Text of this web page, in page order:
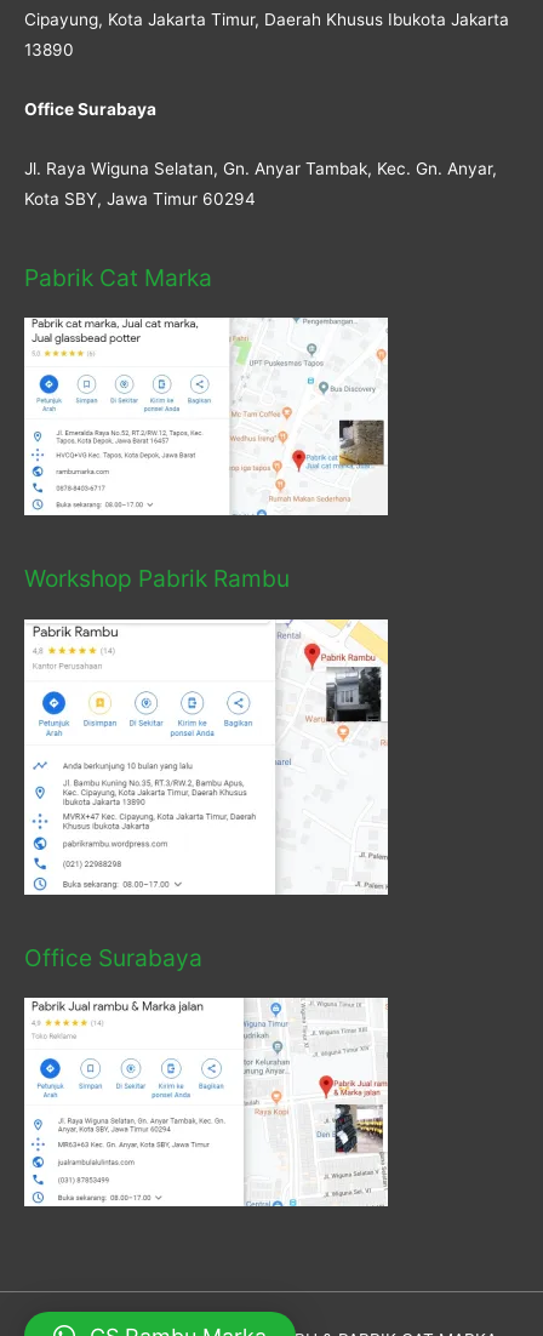
Cipayung, Kota Jakarta Timur, Daerah Khusus Ibukota Jakarta
13890
Office Surabaya
Jl. Raya Wiguna Selatan, Gn. Anyar Tambak, Kec. Gn. Anyar,
Kota SBY, Jawa Timur 60294
Pabrik Cat Marka
Workshop Pabrik Rambu
Office Surabaya